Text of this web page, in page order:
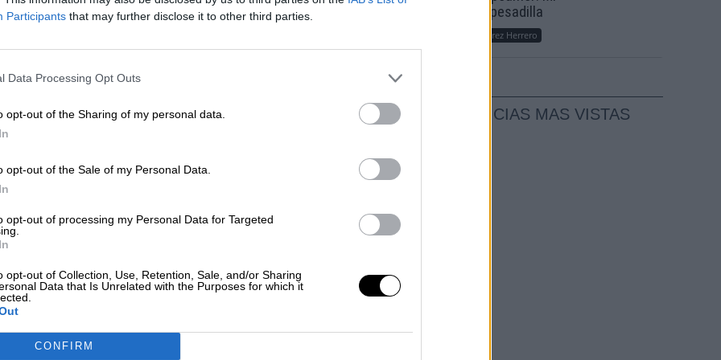
Participants that may further disclose it to other third parties.
Data Processing Opt Outs
opt-out of the Sharing of my personal data.
opt-out of the Sale of my Personal Data.
opt-out of processing my Personal Data for Targeted
opt-out of Collection, Use, Retention, Sale, and/or Sharing
Data that Is Unrelated with the Purposes for which it
CONFIRM
Fernando Simón sobre el cierre de
PorLydia Navarro
viernes, 30 de octubre de 2020
petición de varias autonomías
martes, 3 de noviembre de 2020
sueño, mi pesadilla
María Pérez Herrero
NOTICIAS MAS VISTAS